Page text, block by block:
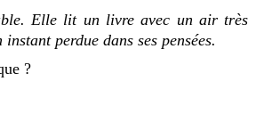
Elle lit un livre avec un air très
perdue dans ses pensées.
?